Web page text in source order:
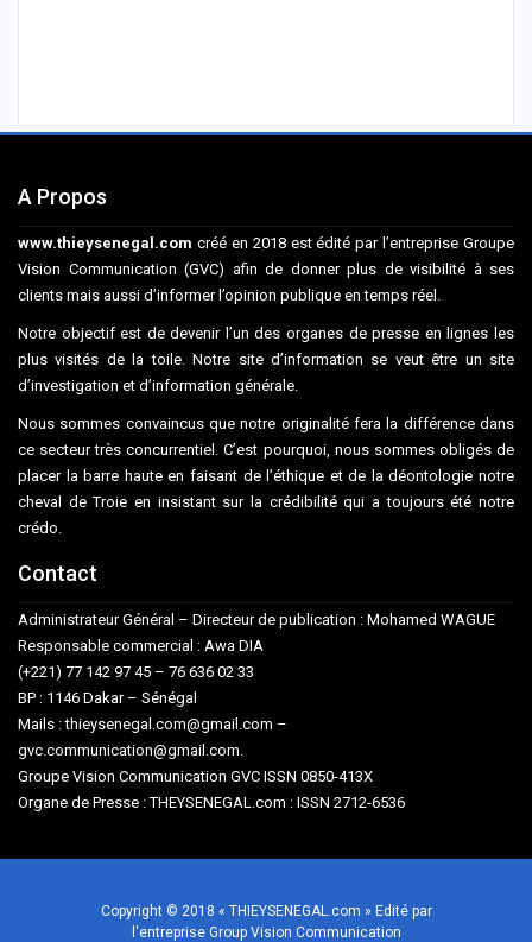
A Propos
www.thieysenegal.com créé en 2018 est édité par l’entreprise Groupe
Vision Communication (GVC) afin de donner plus de visibilité à ses
clients mais aussi d’informer l’opinion publique en temps réel.
Notre objectif est de devenir l’un des organes de presse en lignes les
plus visités de la toile. Notre site d’information se veut être un site
d’investigation et d’information générale.
Nous sommes convaincus que notre originalité fera la différence dans
ce secteur très concurrentiel. C’est pourquoi, nous sommes obligés de
placer la barre haute en faisant de l’éthique et de la déontologie notre
cheval de Troie en insistant sur la crédibilité qui a toujours été notre
crédo.
Contact
Administrateur Général – Directeur de publication : Mohamed WAGUE
Responsable commercial : Awa DIA
(+221) 77 142 97 45 – 76 636 02 33
BP : 1146 Dakar – Sénégal
Mails : thieysenegal.com@gmail.com –
gvc.communication@gmail.com.
Groupe Vision Communication GVC ISSN 0850-413X
Organe de Presse : THEYSENEGAL.com : ISSN 2712-6536
Copyright © 2018 « THIEYSENEGAL.com » Edité par
l'entreprise Group Vision Communication